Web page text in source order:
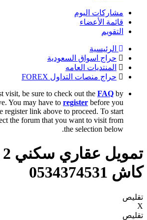
مشاركات اليوم
قائمة الأعضاء
التقويم
الرئيسية
حراج اسواق السعودية
المنتديات العامه
حراج منصات التداول FOREX
visit, be sure to check out the FAQ by
You may have to register before you
register link above to proceed. To start
the forum that you want to visit from
the selection below.
كاش 0534374531
تقليص
X
تقليص